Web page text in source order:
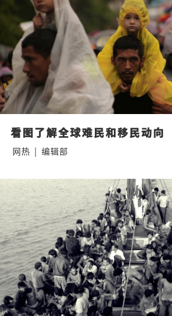
看图了解全球难民和移民动向
网热 | 编辑部